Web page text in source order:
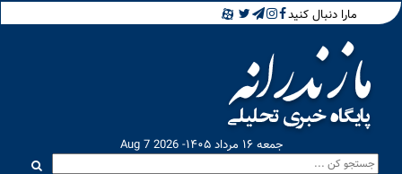
مارا دنبال کنید
جمعه ۱۶ مرداد ۱۴۰۵- Aug 7 2026